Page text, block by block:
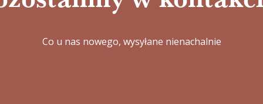
Co u nas nowego, wysyłane nienachalnie